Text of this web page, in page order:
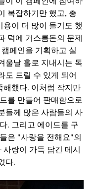
복잡하기만 했고, 총
이 더 많이 들기도 했
덕에 거스름돈의 문제
페인을 기획하고 실
울날 홀로 지내시는 독
도 드릴 수 있게 되어
해했다. 이처럼 작지만
를 만들어 판매함으로
들께 많은 사람들의 사
. 그리고 에이드를 구
은 "사랑을 전해요"의
랑이 가득 담긴 메시
다.